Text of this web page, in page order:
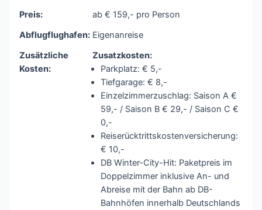
Preis:
ab € 159,- pro Person
Abflugflughafen: Eigenanreise
Zusätzliche
Kosten:
Zusatzkosten:
Parkplatz: € 5,-
Tiefgarage: € 8,-
Einzelzimmerzuschlag: Saison A €
59,- / Saison B € 29,- / Saison C €
0,-
Reiserücktrittskostenversicherung:
€ 10,-
DB Winter-City-Hit: Paketpreis im
Doppelzimmer inklusive An- und
Abreise mit der Bahn ab DB-
Bahnhöfen innerhalb Deutschlands